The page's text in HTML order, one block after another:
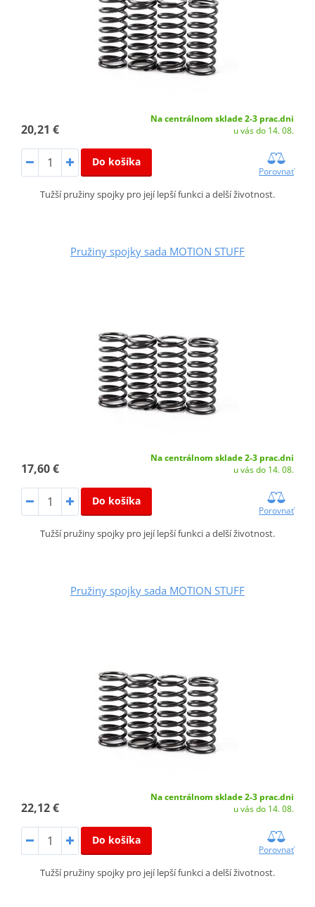
20,21 €
Na centrálnom sklade 2-3 prac.dni
u vás do 14. 08.
Do košíka
Porovnať
Tužší pružiny spojky pro její lepší funkci a delší životnost.
Pružiny spojky sada MOTION STUFF
17,60 €
Na centrálnom sklade 2-3 prac.dni
u vás do 14. 08.
Do košíka
Porovnať
Tužší pružiny spojky pro její lepší funkci a delší životnost.
Pružiny spojky sada MOTION STUFF
22,12 €
Na centrálnom sklade 2-3 prac.dni
u vás do 14. 08.
Do košíka
Porovnať
Tužší pružiny spojky pro její lepší funkci a delší životnost.